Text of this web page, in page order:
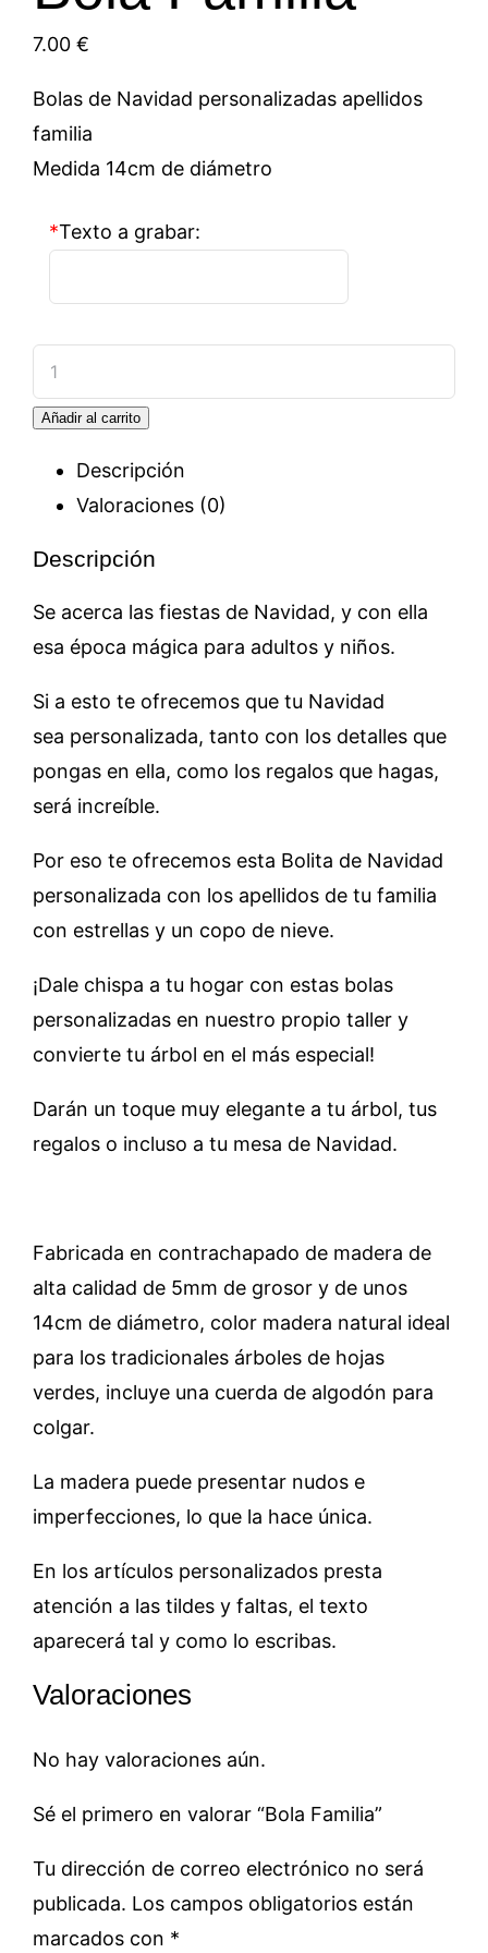
7.00 €
Bolas de Navidad personalizadas apellidos
familia
Medida 14cm de diámetro
*Texto a grabar:
Bola
Familia
cantidad
Añadir al carrito
Descripción
Valoraciones (0)
Descripción
Se acerca las fiestas de Navidad, y con ella
esa época mágica para adultos y niños.
Si a esto te ofrecemos que tu Navidad
sea personalizada, tanto con los detalles que
pongas en ella, como los regalos que hagas,
será increíble.
Por eso te ofrecemos esta Bolita de Navidad
personalizada con los apellidos de tu familia
con estrellas y un copo de nieve.
¡Dale chispa a tu hogar con estas bolas
personalizadas en nuestro propio taller y
convierte tu árbol en el más especial!
Darán un toque muy elegante a tu árbol, tus
regalos o incluso a tu mesa de Navidad.
Fabricada en contrachapado de madera de
alta calidad de 5mm de grosor y de unos
14cm de diámetro, color madera natural ideal
para los tradicionales árboles de hojas
verdes, incluye una cuerda de algodón para
colgar.
La madera puede presentar nudos e
imperfecciones, lo que la hace única.
En los artículos personalizados presta
atención a las tildes y faltas, el texto
aparecerá tal y como lo escribas.
Valoraciones
No hay valoraciones aún.
Sé el primero en valorar “Bola Familia”
Tu dirección de correo electrónico no será
publicada. Los campos obligatorios están
marcados con *